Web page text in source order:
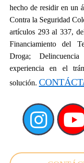
hecho de residir en un
Contra la Seguridad
artículos 293 al 337,
Financiamiento del
Droga;
experiencia en el
solución.